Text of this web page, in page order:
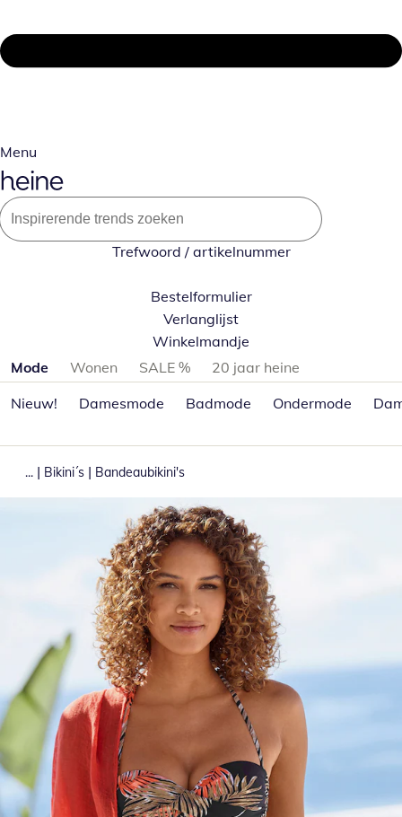
Menu
Trefwoord / artikelnummer
Bestelformulier
Verlanglijst
Winkelmandje
Productcategorieën overslaan
Mode Wonen SALE %
20 jaar heine
Nieuw!
Damesmode Badmode Ondermode
... | Bikini´s | Bandeaubikini's